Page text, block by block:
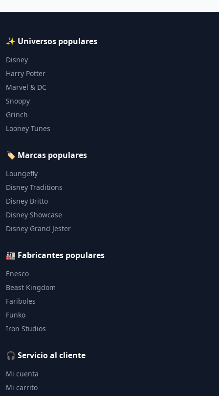
✨ Universos populares
Disney
Harry Potter
Marvel & DC
Snoopy
Grinch
Looney Tunes
🏷️ Marcas populares
Loungefly
Disney Traditions
Disney Britto
Disney Showcase
Disney Grand Jester
🏭 Fabricantes populares
Enesco
Beast Kingdom
Fariboles
Funko
Iron Studios
🎧 Servicio al cliente
Mi cuenta
Mi carrito